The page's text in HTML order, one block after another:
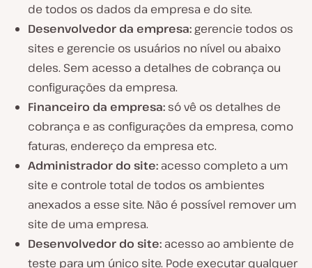
de todos os dados da empresa e do site.
Desenvolvedor da empresa: gerencie todos os
sites e gerencie os usuários no nível ou abaixo
deles. Sem acesso a detalhes de cobrança ou
configurações da empresa.
Financeiro da empresa: só vê os detalhes de
cobrança e as configurações da empresa, como
faturas, endereço da empresa etc.
Administrador do site: acesso completo a um
site e controle total de todos os ambientes
anexados a esse site. Não é possível remover um
site de uma empresa.
Desenvolvedor do site: acesso ao ambiente de
teste para um único site. Pode executar qualquer